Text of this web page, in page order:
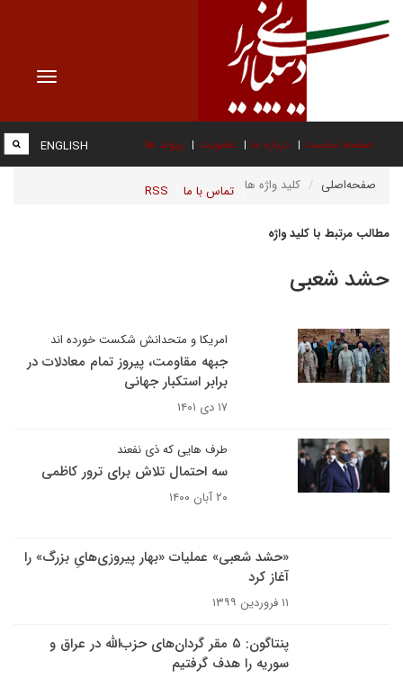
Toggle
صفحه نخست درباره ما عضویت پیوند ها
تماس با ما RSS
ENGLISH
صفحه‌اصلی کلید واژه ها
مطالب مرتبط با کلید واژه
حشد شعبی
امریکا و متحدانش شکست خورده اند
جبهه مقاومت، پیروز تمام معادلات در
برابر استکبار جهانی
۱۷ دی ۱۴۰۱
طرف هایی که ذی نفعند
سه احتمال تلاش برای ترور کاظمی
۲۰ آبان ۱۴۰۰
«حشد شعبی» عملیات «بهار پیروزی‌هایِ بزرگ» را
آغاز کرد
۱۱ فروردین ۱۳۹۹
پنتاگون: ۵ مقر گردان‌های حزب‌الله در عراق و
سوریه را هدف گرفتیم